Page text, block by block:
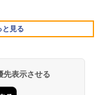
中古パソコン Mic
Windows11 送料無
Office 搭載可 1年
イオーデータ LCD-
イド液晶 ブラック]
と見る
(デジタル版ビッグガ
先表示させる